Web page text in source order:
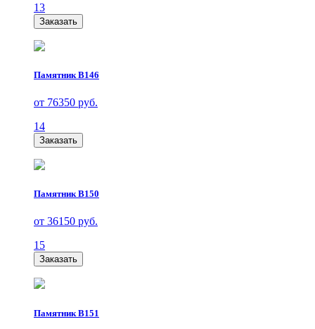
13
Заказать
Памятник В146
от 76350 руб.
14
Заказать
Памятник В150
от 36150 руб.
15
Заказать
Памятник В151